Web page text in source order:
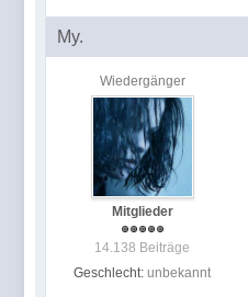
My.
Wiedergänger
Mitglieder
14.138 Beiträge
Geschlecht: unbekannt